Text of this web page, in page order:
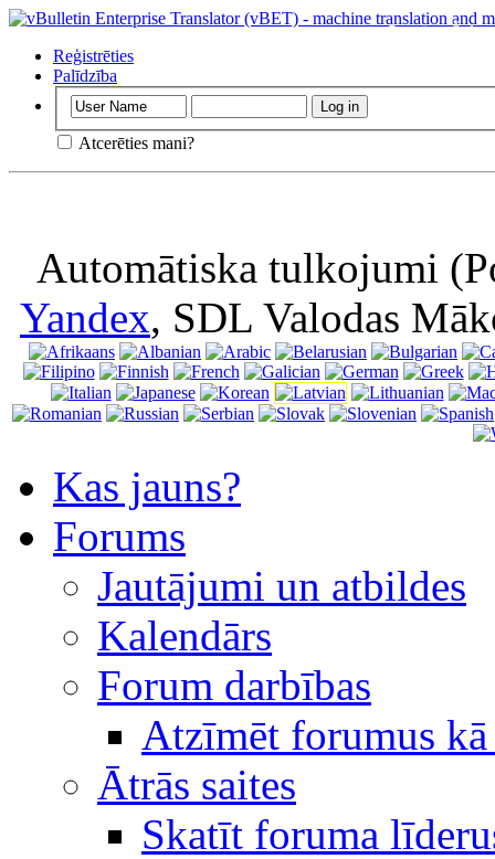
Svarīgs: Šī
Reģistrēties
Palīdzība
Atcerēties mani?
Automātiska tulkojumi
Yandex, SDL Valodas
Kas jauns?
Forums
Jautājumi un atbildes
Kalendārs
Forum darbības
Atzīmēt forumus
Ātrās saites
Skatīt foruma